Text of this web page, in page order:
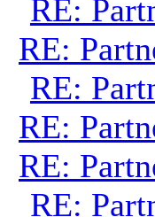
RE:
RE:
RE:
RE:
RE:
RE: